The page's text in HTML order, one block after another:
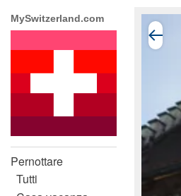
MySwitzerland.com
Pernottare
Tutti